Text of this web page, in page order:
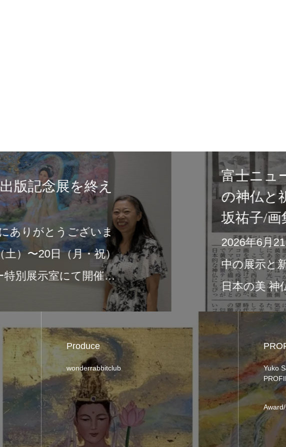
タリーズコーヒー富士市中央公園店
にて展示が始まりました/出版記念
Sacred Light of Japan
2026年6月1日より、タリーズコーヒー富士市
中央公園店にて作品展示が始まりました。今
の展示は、新作画集『Sacred Light o…
Produce
wonderrabbitclub
Yuko